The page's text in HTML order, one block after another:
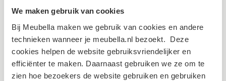
We maken gebruik van cookies
Bij Meubella maken we gebruik van cookies en andere
technieken wanneer je meubella.nl bezoekt. Deze
cookies helpen de website gebruiksvriendelijker en
efficiënter te maken. Daarnaast gebruiken we ze om te
zien hoe bezoekers de website gebruiken en gebruiken
Hoogte: 5 cm
Gewicht: 23 kg
Lengte: 249 cm
Breedte: 62 cm
Hoogte: 5 cm